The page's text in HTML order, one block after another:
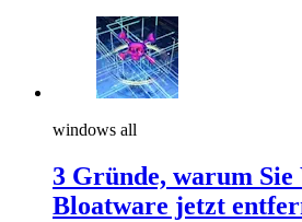
windows all
3 Gründe, warum Sie
Bloatware jetzt